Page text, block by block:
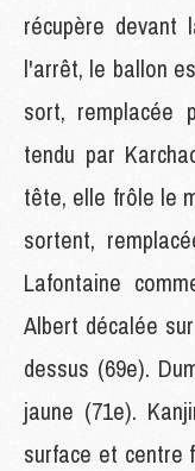
récupère
l'arrêt, le ballon
sort, remplacée
tendu par
tête, elle frôle le
sortent,
Lafontaine
Albert décalée
dessus (69e).
jaune (71e).
surface et centre